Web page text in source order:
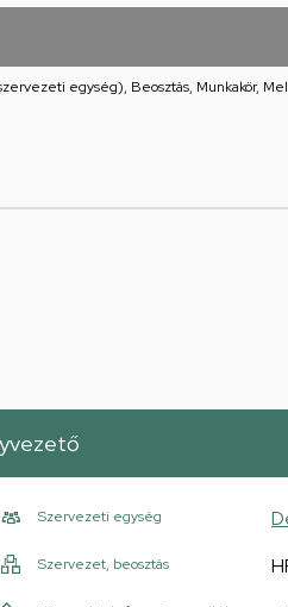
egység), Beosztás, Munkakör,
Szervezeti egység
Szervezet, beosztás